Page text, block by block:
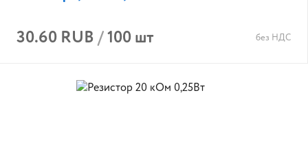
30.60 RUB/100 шт без НДС